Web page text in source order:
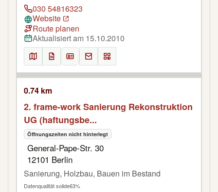
030 54816323
Website
Route planen
Aktualisiert am 15.10.2010
0.74 km
2. frame-work Sanierung Rekonstruktion
UG (haftungsbe...
Öffnungszeiten nicht hinterlegt
General-Pape-Str. 30
12101 Berlin
Sanierung, Holzbau, Bauen im Bestand
Datenqualität solide63%